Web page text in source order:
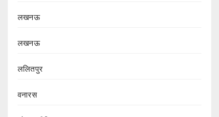
लखनऊ
लखनऊ
ललितपुर
वनारस